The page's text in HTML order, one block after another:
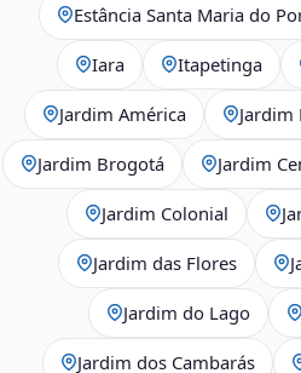
Estância Santa Maria do
Iara Itapetinga
Jardim América Jardim
Jardim Brogotá Jardim
Jardim Colonial
Jardim das Flores
Jardim do Lago
Jardim dos Cambarás